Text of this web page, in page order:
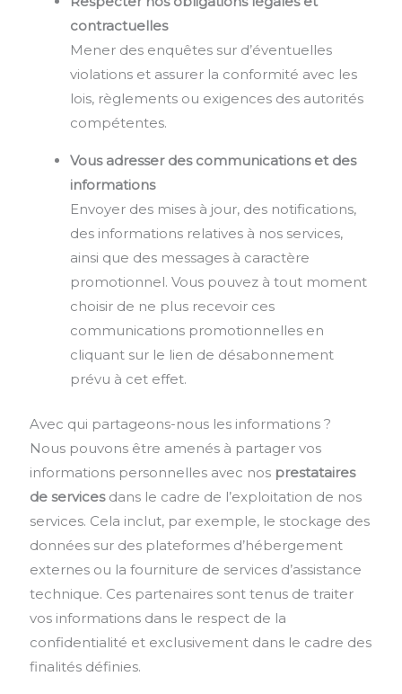
contractuelles
Mener des enquêtes sur d’éventuelles
violations et assurer la conformité avec les
lois, règlements ou exigences des autorités
compétentes.
Vous adresser des communications et des
informations
Envoyer des mises à jour, des notifications,
des informations relatives à nos services,
ainsi que des messages à caractère
promotionnel. Vous pouvez à tout moment
choisir de ne plus recevoir ces
communications promotionnelles en
cliquant sur le lien de désabonnement
prévu à cet effet.
Avec qui partageons-nous les informations ?
Nous pouvons être amenés à partager vos
informations personnelles avec nos prestataires
de servicesdans le cadre de l’exploitation de nos
services. Cela inclut, par exemple, le stockage des
données sur des plateformes d’hébergement
externes ou la fourniture de services d’assistance
technique. Ces partenaires sont tenus de traiter
vos informations dans le respect de la
confidentialité et exclusivement dans le cadre des
finalités définies.